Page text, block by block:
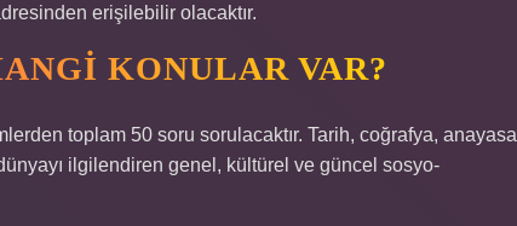
erişilebilir olacaktır.
KONULAR VAR?
toplam 50 soru sorulacaktır. Tarih, coğrafya, anayasa
ilgilendiren genel, kültürel ve güncel sosyo-